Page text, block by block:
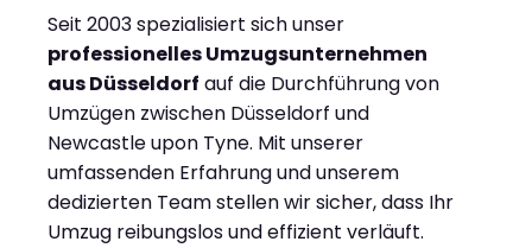
Seit 2003 spezialisiert sich unser
professionelles Umzugsunternehmen
aus Düsseldorf auf die Durchführung von
Umzügen zwischen Düsseldorf und
Newcastle upon Tyne. Mit unserer
umfassenden Erfahrung und unserem
dedizierten Team stellen wir sicher, dass Ihr
Umzug reibungslos und effizient verläuft.